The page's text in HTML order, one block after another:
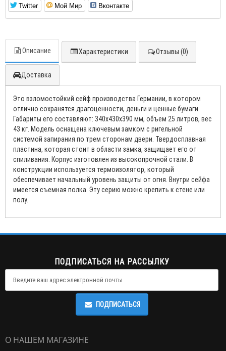
Twitter Мой Мир Вконтакте
Описание Характеристики Отзывы (0)
Доставка
Это взломостойкий сейф производства Германии, в котором
отлично сохранятся драгоценности, деньги и ценные бумаги.
Габариты его составляют: 340x430x390 мм, объем 25 литров, вес
43 кг. Модель оснащена ключевым замком с ригельной
системой запирания по трем сторонам двери. Твердосплавная
пластина, которая стоит в области замка, защищает его от
спиливания. Корпус изготовлен из высокопрочной стали. В
конструкции используется термоизолятор, который
обеспечивает начальный уровень защиты от огня. Внутри сейфа
имеется съемная полка. Эту серию можно крепить к стене или
полу.
ПОДПИСАТЬСЯ НА РАССЫЛКУ
ПОДПИСАТЬСЯ
О НАШЕМ МАГАЗИНЕ